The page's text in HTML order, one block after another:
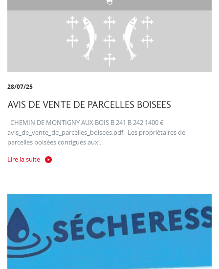
28/07/25
AVIS DE VENTE DE PARCELLES BOISEES
CHEMIN DE MONTIGNY AUX BOIS B 241 B 242 1400 €
avis_de_vente_de_parcelles_boisees.pdf Les propriétaires de
parcelles boisées contigues aux...
Lire la suite